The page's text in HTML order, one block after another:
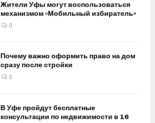
Жители Уфы могут воспользоваться
механизмом «Мобильный избиратель»
0
Почему важно оформить право на дом
сразу после стройки
0
В Уфе пройдут бесплатные
консультации по недвижимости в 16